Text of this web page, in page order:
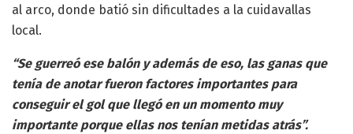
al arco, donde batió sin dificultades a la cuidavallas
local.
“Se guerreó ese balón y además de eso, las ganas que
tenía de anotar fueron factores importantes para
conseguir el gol que llegó en un momento muy
importante porque ellas nos tenían metidas atrás”.